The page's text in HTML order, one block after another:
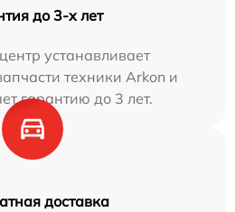
до 3-х лет
устанавливает
техники Arkon и
гарантию до 3 лет.
доставка